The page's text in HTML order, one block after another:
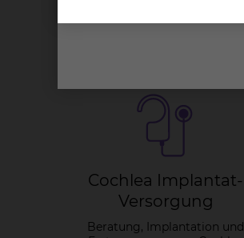
Co­ch­lea Im­plan­tat-
Ver­sor­gung
Beratung, Implantation und